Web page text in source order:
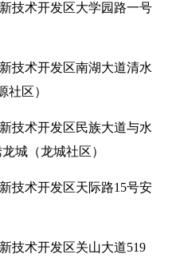
技术开发区大学园路一号
技术开发区南湖大道清水
社区）
技术开发区民族大道与水
城（龙城社区）
术开发区天际路15号安
技术开发区关山大道519